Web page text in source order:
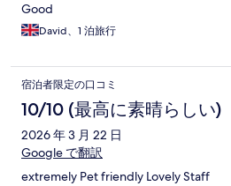
Good
David、1 泊旅行
宿泊者限定の口コミ
10/10 (最高に素晴らしい)
2026 年 3 月 22 日
Google で翻訳
extremely Pet friendly Lovely Staff